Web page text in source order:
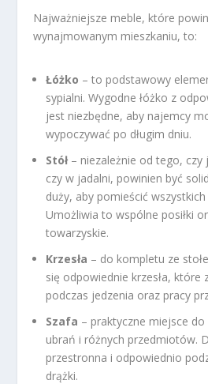
Najważniejsze meble, które
wynajmowanym mieszkaniu, to:
Łóżko – to podstawowy
sypialni. Wygodne łóżko z
jest niezbędne, aby najemcy
wypoczywać po długim dniu.
Stół– niezależnie od tego, czy
czy w jadalni, powinien być
duży, aby pomieścić
Umożliwia to wspólne posiłki
towarzyskie.
Krzesła – do kompletu ze
się odpowiednie krzesła, które
podczas jedzenia oraz pracy
Szafa – praktyczne miejsce
ubrań i różnych przedmiotów.
przestronna i odpowiednio
drążki.